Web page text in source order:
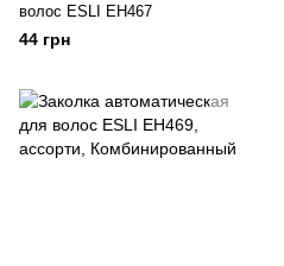
волос ESLI EH467
44 грн